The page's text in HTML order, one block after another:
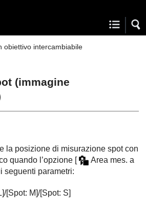
obiettivo intercambiabile
(immagine
la posizione di misurazione spot con
quando l’opzione [
Area mes. a
seguenti parametri:
/[Spot: M]/[Spot: S]